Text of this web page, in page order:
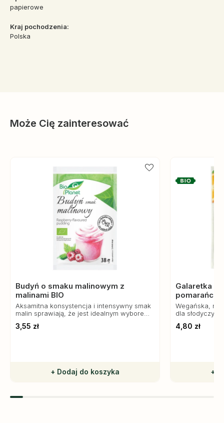
papierowe
Kraj pochodzenia:
Polska
Może Cię zainteresować
Budyń o smaku malinowym z
malinami BIO
Aksamitna konsystencja i intensywny smak
malin sprawiają, że jest idealnym wyborem
3,55 zł
+ Dodaj do koszyka
Galaretka z
40 g,
Wegańska,
dla słodyczy.
4,80 zł
+